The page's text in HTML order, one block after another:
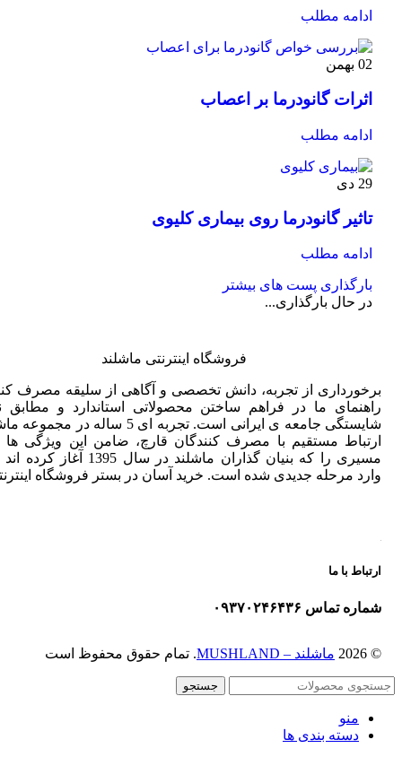
ادامه مطلب
02 بهمن
اثرات گانودرما بر اعصاب
ادامه مطلب
29 دی
تاثیر گانودرما روی بیماری‌ کلیوی
ادامه مطلب
بارگذاری پست های بیشتر
در حال بارگذاری...
فروشگاه اینترنتی ماشلند
برخورداری از تجربه، دانش تخصصی و آگاهی از سلیقه مصرف
راهنمای ما در فراهم ساختن محصولاتی استاندارد و مطابق
شایستگی جامعه ی ایرانی است. تجربه ای 5 ساله در
ارتباط مستقیم با مصرف کنندگان قارچ، ضامن این ویژگی
مسیری را که بنیان گذاران ماشلند در سال
وارد مرحله جدیدی شده است. خرید آسان در بستر فروشگاه
ارتباط با ما
شماره تماس ۰۹۳۷۰۲۴۶۴۳۶
© 2026 ماشلند – MUSHLAND . تمام حقوق محفوظ است
جستجو
منو
دسته بندی ها